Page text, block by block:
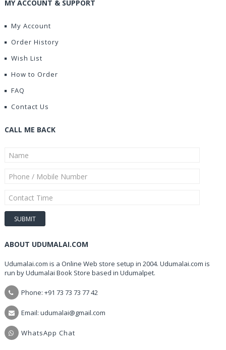
MY ACCOUNT & SUPPORT
My Account
Order History
Wish List
How to Order
FAQ
Contact Us
CALL ME BACK
ABOUT UDUMALAI.COM
Udumalai.com is a Online Web store setup in 2004. Udumalai.com is
run by Udumalai Book Store based in Udumalpet.
Phone: +91 73 73 73 77 42
Email: udumalai@gmail.com
WhatsApp Chat